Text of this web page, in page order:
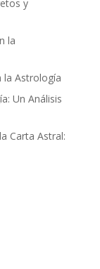
y
la
la Astrología
Un Análisis
Carta Astral: